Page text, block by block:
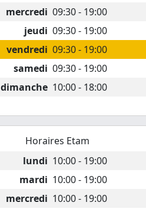
mercredi 09:30 - 19:00
jeudi 09:30 - 19:00
vendredi 09:30 - 19:00
samedi 09:30 - 19:00
dimanche 10:00 - 18:00
Horaires Etam
lundi 10:00 - 19:00
mardi 10:00 - 19:00
mercredi 10:00 - 19:00